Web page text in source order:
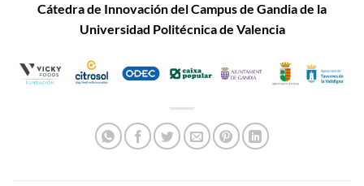
Cátedra de Innovacióndel Campus de Gandia de la
Universidad Politécnica de Valencia